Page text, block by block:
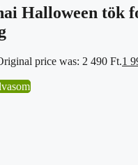
Halloween tök
price was: 2 490 Ft.1